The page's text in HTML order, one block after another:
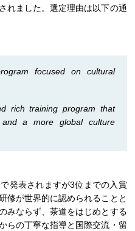
れました。選定理由は以下の通
focused on cultural
rich training program that
a more global culture
発表されますが3位までの入賞
修が世界的に認められることと
みならず、茶道をはじめとする
らの丁寧な指導と国際交流・留